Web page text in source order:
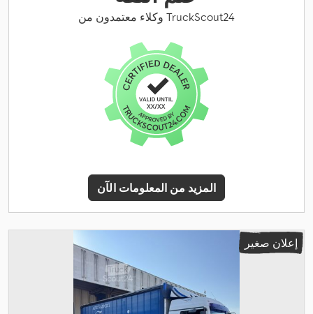
الفرامل المانعة للانغلاق (ABS)
وكلاء معتمدون من TruckScout24
المزيد من المعلومات الآن
إعلان صغير